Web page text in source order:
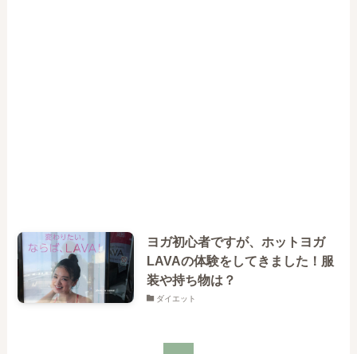
ヨガ初心者ですが、ホットヨガ
LAVAの体験をしてきました！服
装や持ち物は？
ダイエット